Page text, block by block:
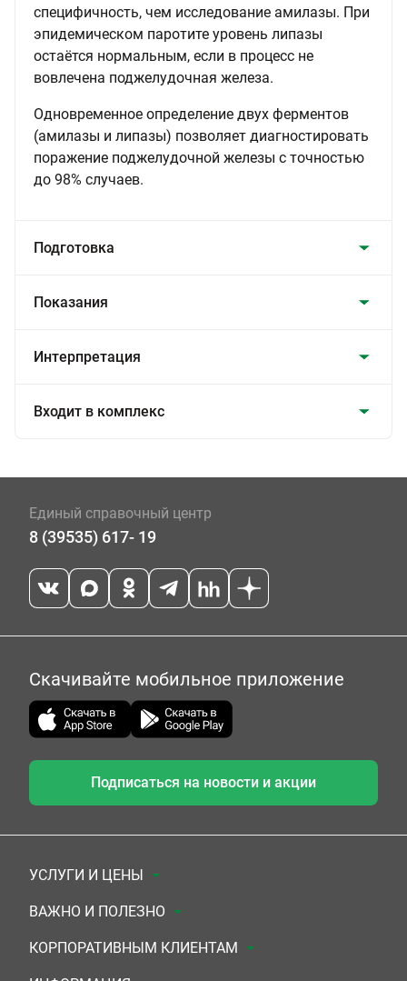
специфичность, чем исследование амилазы. При
эпидемическом паротите уровень липазы
остаётся нормальным, если в процесс не
вовлечена поджелудочная железа.
Одновременное определение двух ферментов
(амилазы и липазы) позволяет диагностировать
поражение поджелудочной железы с точностью
до 98% случаев.
Подготовка
Показания
Интерпретация
Входит в комплекс
Единый справочный центр
8 (39535) 617- 19
Скачивайте мобильное приложение
Подписаться на новости и акции
УСЛУГИ И ЦЕНЫ
Анализы
Комплексы
ВАЖНО И ПОЛЕЗНО
Документы для заключения договора
КОРПОРАТИВНЫМ КЛИЕНТАМ